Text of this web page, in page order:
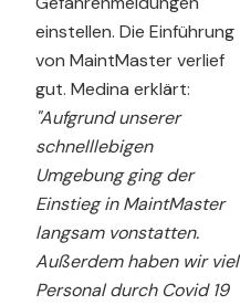
einstellen. Die Einführung
von MaintMaster verlief
gut. Medina erklärt:
"Aufgrund unserer
schnelllebigen
Umgebung ging der
Einstieg in MaintMaster
langsam vonstatten.
Außerdem haben wir viel
Personal durch Covid 19